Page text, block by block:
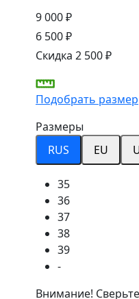
9 000 ₽
6 500 ₽
Скидка 2 500 ₽
Подобрать размер
Размеры
RUS
EU
35
36
37
38
39
-
Внимание!